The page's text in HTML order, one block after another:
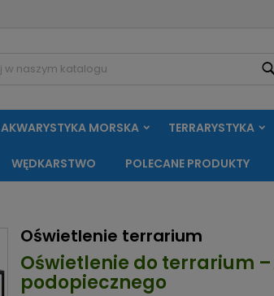
AKWARYSTYKA MORSKA TERRARYSTYKA
WĘDKARSTWO POLECANE PRODUKTY
Oświetlenie terrarium
Oświetlenie do terrarium
podopiecznego
Anuluj Utwórz listę